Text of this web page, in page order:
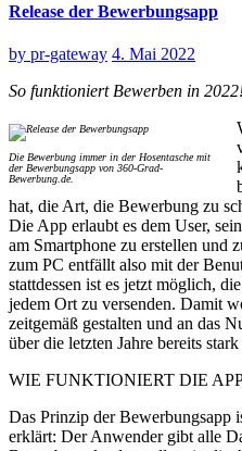
Release der Bewerbungsapp
by pr-gateway 4. Mai 2022
So funktioniert Bewerben in
Die Bewerbung immer in der Hosentasche mit
der Bewerbungsapp von 360-Grad-
Bewerbung.de.
hat, die Art, die Bewerbung zu
Die App erlaubt es dem User,
am Smartphone zu erstellen und
zum PC entfällt also mit der
stattdessen ist es jetzt möglich,
jedem Ort zu versenden. Damit
zeitgemäß gestalten und an das
über die letzten Jahre bereits
WIE FUNKTIONIERT DIE
Das Prinzip der Bewerbungsapp
erklärt: Der Anwender gibt alle